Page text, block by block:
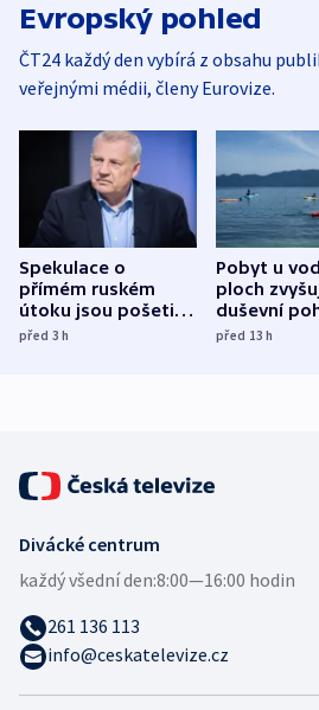
Evropský pohled
ČT24 každý den vybírá z obsahu
veřejnými médii, členy Eurovize.
Spekulace o
přímém ruském
útoku jsou pošetilé,
míní estonský
před 3h
Pobyt u
ploch
duševní
ukázala
před 13h
Divácké centrum
každý všední den:8:00—16:00 hodin
261 136 113
info@ceskatelevize.cz